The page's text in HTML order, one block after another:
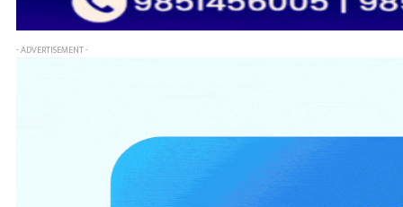
- ADVERTISEMENT -